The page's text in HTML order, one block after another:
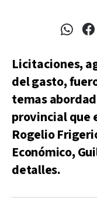
Licitaciones,
del gasto,
temas
provincial que
Rogelio
Económico,
detalles.